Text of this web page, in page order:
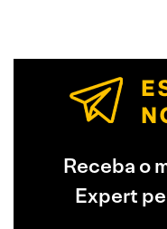
Receba o
Expert